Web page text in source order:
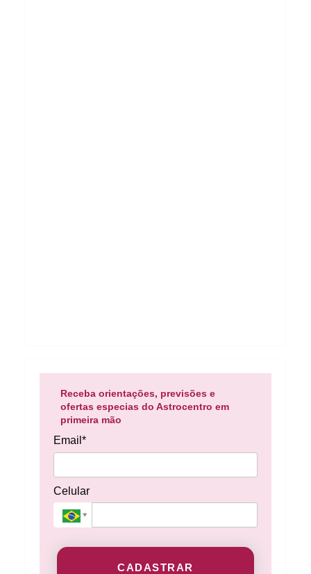
Receba orientações, previsões e
ofertas especias do Astrocentro em
primeira mão
Email*
Celular
CADASTRAR